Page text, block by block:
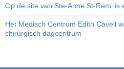
Op de site van Ste-Anne St-Remi is
Het Medisch Centrum Edith Cavell
chirurgisch dagcentrum